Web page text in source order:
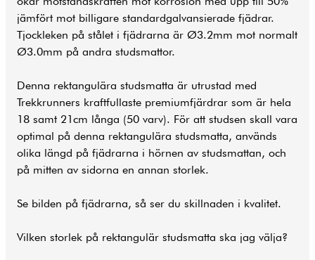
jämfört mot billigare standardgalvansierade fjädrar.
Tjockleken på stålet i fjädrarna är Ø3.2mm mot normalt
Ø3.0mm på andra studsmattor.
Denna rektangulära studsmatta är utrustad med
Trekkrunners kraftfullaste premiumfjärdrar som är hela
18 samt 21cm långa (50 varv). För att studsen skall vara
optimal på denna rektangulära studsmatta, används
olika längd på fjädrarna i hörnen av studsmattan, och
på mitten av sidorna en annan storlek.
Se bilden på fjädrarna, så ser du skillnaden i kvalitet.
Vilken storlek på rektangulär studsmatta ska jag välja?